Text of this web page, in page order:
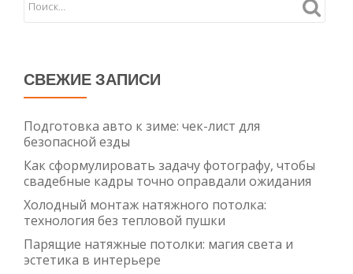
СВЕЖИЕ ЗАПИСИ
Подготовка авто к зиме: чек-лист для
безопасной езды
Как сформулировать задачу фотографу, чтобы
свадебные кадры точно оправдали ожидания
Холодный монтаж натяжного потолка:
технология без тепловой пушки
Парящие натяжные потолки: магия света и
эстетика в интерьере